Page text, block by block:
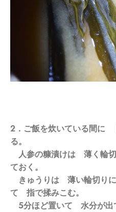
2．ご飯を炊いている間に
る。
人参の糠漬けは 薄く輪
ておく。
きゅうりは 薄い輪切り
て 指で揉みこむ。
5分ほど置いて 水分が出